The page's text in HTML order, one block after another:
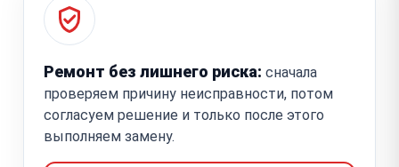
Ремонт без лишнего риска: сначала
проверяем причину неисправности, потом
согласуем решение и только после этого
выполняем замену.